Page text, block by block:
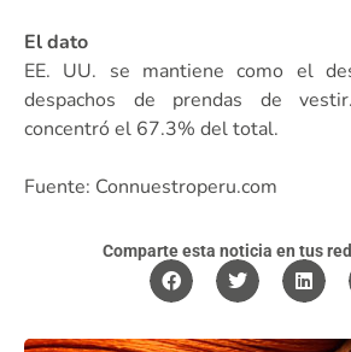
El dato
EE. UU. se mantiene como el
despachos de prendas de
concentró el 67.3% del total.
Fuente: Connuestroperu.com
Comparte esta noticia en tus